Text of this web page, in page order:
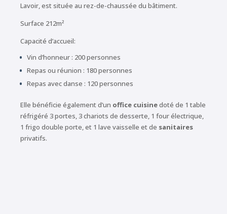
Lavoir, est située au rez-de-chaussée du bâtiment.
Surface 212m²
Capacité d’accueil:
Vin d’honneur : 200 personnes
Repas ou réunion : 180 personnes
Repas avec danse : 120 personnes
Elle bénéficie également d’un office cuisinedoté de 1 table
réfrigéré 3 portes, 3 chariots de desserte, 1 four électrique,
1 frigo double porte, et 1 lave vaisselle et de sanitaires
privatifs.